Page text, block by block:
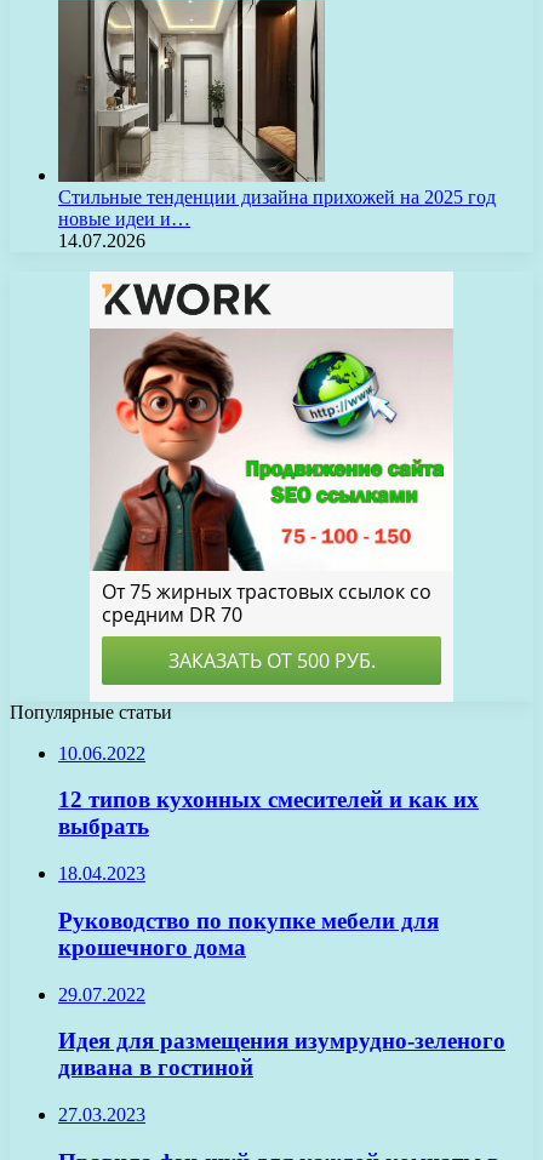
Стильные тенденции дизайна прихожей на 2025 год
новые идеи и…
14.07.2026
Популярные статьи
10.06.2022
12 типов кухонных смесителей и как их
выбрать
18.04.2023
Руководство по покупке мебели для
крошечного дома
29.07.2022
Идея для размещения изумрудно-зеленого
дивана в гостиной
27.03.2023